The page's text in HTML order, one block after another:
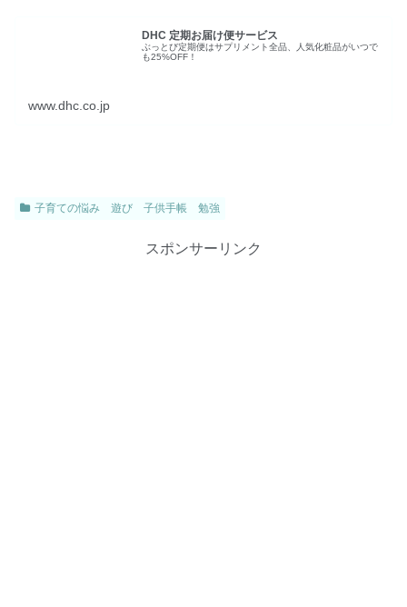
DHC 定期お届け便サービス
ぶっとび定期便はサプリメント全品、人気化粧品がいつで
も25%OFF！
www.dhc.co.jp
子育ての悩み 遊び 子供手帳 勉強
スポンサーリンク